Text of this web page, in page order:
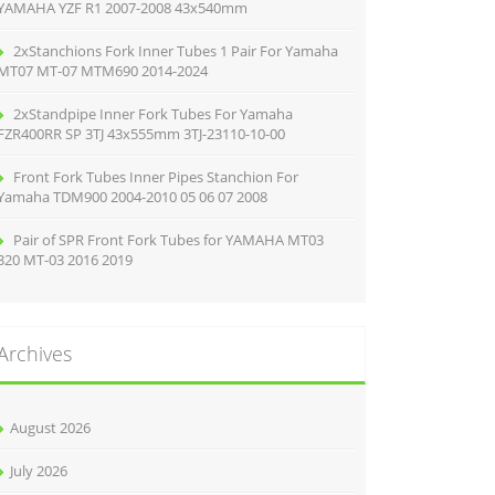
YZF R1 2007-2008 43x540mm
2xStanchions Fork Inner Tubes 1 Pair For Yamaha
MT-07 MTM690 2014-2024
2xStandpipe Inner Fork Tubes For Yamaha
SP 3TJ 43x555mm 3TJ-23110-10-00
Front Fork Tubes Inner Pipes Stanchion For
TDM900 2004-2010 05 06 07 2008
Pair of SPR Front Fork Tubes for YAMAHA MT03
MT-03 2016 2019
August 2026
July 2026